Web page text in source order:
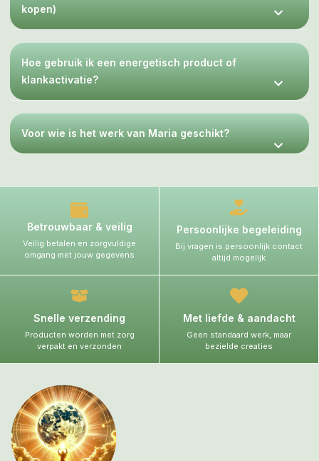
kopen)
Hoe gebruik ik een energetisch product of
klankactivatie?
Voor wie is het werk van Maria geschikt?
Betrouwbaar & veilig
Veilig betalen en zorgvuldige
omgang met jouw gegevens
Persoonlijke begeleiding
Bij vragen is persoonlijk contact
altijd mogelijk
Snelle verzending
Producten worden met zorg
verpakt en verzonden
Met liefde & aandacht
Geen standaard werk, maar
bezielde creaties